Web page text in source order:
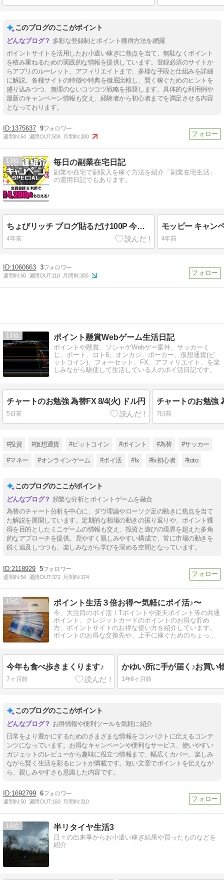
このブログのここがポイント
多彩な登録制とポイント獲得方法を網羅
ポイントサイトを活用したお小遣い稼ぎに焦点を当て、無駄なくポイント
を積み重ねるための実践的な情報を提供しています。登録必須のサイトか
らアプリのルーレット、アフィリエイトまで、多様な手段と仕組みを詳細
に解説。各種サイトの特徴や特典を徹底比較し、賢く稼ぐためのヒントを
盛り込みつつ、無理のないコツコツ戦略を推奨します。具体的な利用例や
最新のキャンペーン情報も交え、経験者から初心者までを満足させる内容
となっております。
1375637 9
週間IN:64 週間OUT:508 月間IN:280
13 毎日の副業在宅日記
副業や在宅で副収入を稼ぐ方法を紹介「副業在宅生活」
の運用日記でもあります。
ちょびリッチ ブログ貼るだけ100P 今年も継続中♪
4年前 4年前
1060663 3
週間IN:60 週間OUT:110 月間IN:300
14 ポイント懸賞Webゲーム生活日記
ポイントや懸賞、ソシャゲWebゲー案件、サッカーく
じ、ボート、ロト6、オンカジ、ポーカー、仮想通貨(ビ
ットコイン)、フォーセット、FX、アフィリエイト、を楽
しみながら駆使して生活している人のポイ活日記です。
チャートのお勉強 為替FX 8/4(火) ドル円
5日前
チャートのお勉強
7日前
#投資 #仮想通貨 #ビットコイン #ポイント #為替 #サッカー
#マネー #オンラインゲーム #ポイ活 #fx #fx初心者 #toto
このブログのここがポイント
頻繁な分析とポイントゲームを融合
為替のチャート分析を中心に、ダウ理論やローソク足の動きに焦点を当て
た解説を展開しています。定期的な相場の動きの振り返りや、ポイント獲
得を目的としたミニゲームの情報も交え、投資と遊びの境界を超えた多角
的なアプローチを提供。見やすく親しみやすい構成で、常に市場の動きを
鋭く追及しつつも、楽しみながら学びを深める空間となっています。
2118929 5
週間IN:54 週間OUT:372 月間IN:174
15 ポイント生活３倍お得〜気軽にポイ活♪〜
今、大注目のポイ活！Tポイントや楽天ポイント等の共通
ポイント、クレジットカードのポイントのお得な貯め
方、ポイントサイトのお得な使い方を紹介しています。
ポイントのお得な交換先や、上手に稼ぐためのちょっと
今年も食べ歩きまくります♪
7ヶ月前 1年8ヶ月前
このブログのここがポイント
お得情報や便利ツールを気軽に紹介
日常をより豊かにするためのさまざまな情報をコンパクトに伝えるコンテ
ンツになっています。お得なキャンペーンや便利なサービス、使いやすい
ガジェットのレビューから趣味に役立つ情報まで、幅広くカバー。楽しみ
ながら賢く生活を彩るヒントが満載です。短い文章でポイントを伝えなが
ら、親しみやすさも意識した内容です。
1692799 6
週間IN:50 週間OUT:160 月間IN:310
16 半リタイヤ生活3
日々の出来事からお小遣い稼ぎ結果や買ったものなどを
紹介